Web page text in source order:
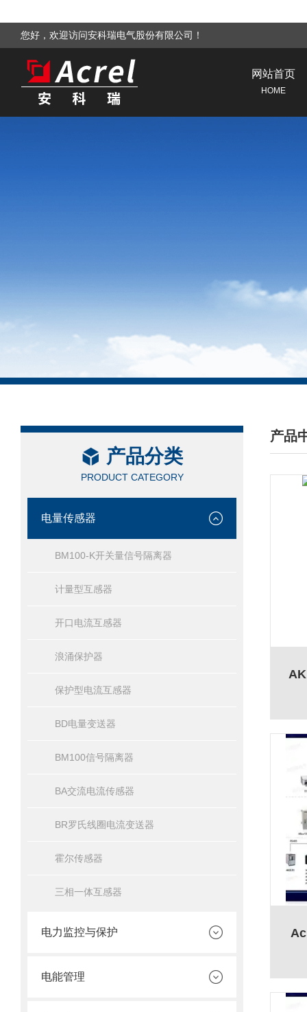
您好，欢迎访问安科瑞电气股份有限公司！
网站首页
HOME
产品分类
PRODUCT CATEGORY
电量传感器
BM100-K开关量信号隔离器
计量型互感器
开口电流互感器
浪涌保护器
保护型电流互感器
BD电量变送器
BM100信号隔离器
BA交流电流传感器
BR罗氏线圈电流变送器
霍尔传感器
三相一体互感器
电力监控与保护
电能管理
产品
/